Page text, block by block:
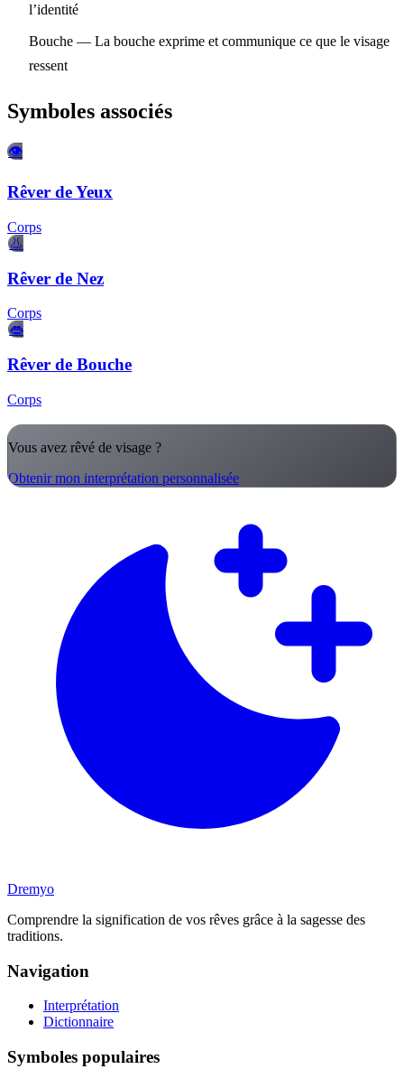
l’identité
Bouche — La bouche exprime et communique ce que le visage
ressent
Symboles associés
👁️
Rêver de Yeux
Corps
👃
Rêver de Nez
Corps
👄
Rêver de Bouche
Corps
Vous avez rêvé de visage ?
Obtenir mon interprétation personnalisée
Dremyo
Comprendre la signification de vos rêves grâce à la sagesse des
traditions.
Navigation
Interprétation
Dictionnaire
Symboles populaires